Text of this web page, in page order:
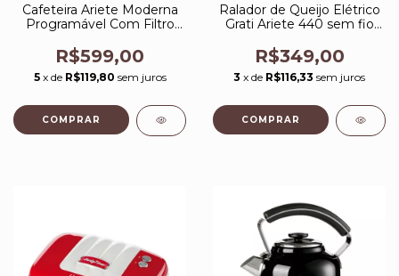
Cafeteira Ariete Moderna
Programável Com Filtro
R$599,00
5 x de R$119,80 sem juros
Ralador de Queijo Elétrico
Grati Ariete 440 sem fio
R$349,00
3 x de R$116,33 sem juros